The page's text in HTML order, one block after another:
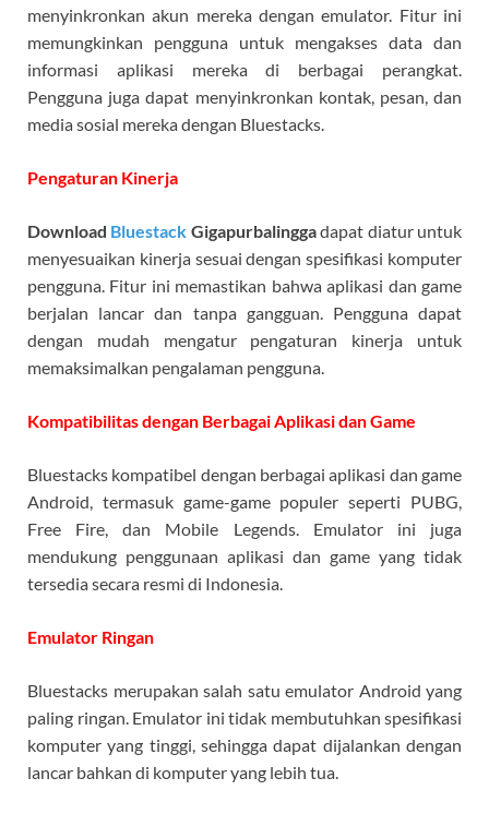
menyinkronkan akun mereka dengan emulator. Fitur ini
memungkinkan pengguna untuk mengakses data dan
informasi aplikasi mereka di berbagai perangkat.
Pengguna juga dapat menyinkronkan kontak, pesan, dan
media sosial mereka dengan Bluestacks.
Pengaturan Kinerja
Download Bluestack Gigapurbalinggadapat diatur untuk
menyesuaikan kinerja sesuai dengan spesifikasi komputer
pengguna. Fitur ini memastikan bahwa aplikasi dan game
berjalan lancar dan tanpa gangguan. Pengguna dapat
dengan mudah mengatur pengaturan kinerja untuk
memaksimalkan pengalaman pengguna.
Kompatibilitas dengan Berbagai Aplikasi dan Game
Bluestacks kompatibel dengan berbagai aplikasi dan game
Android, termasuk game-game populer seperti PUBG,
Free Fire, dan Mobile Legends. Emulator ini juga
mendukung penggunaan aplikasi dan game yang tidak
tersedia secara resmi di Indonesia.
Emulator Ringan
Bluestacks merupakan salah satu emulator Android yang
paling ringan. Emulator ini tidak membutuhkan spesifikasi
komputer yang tinggi, sehingga dapat dijalankan dengan
lancar bahkan di komputer yang lebih tua.